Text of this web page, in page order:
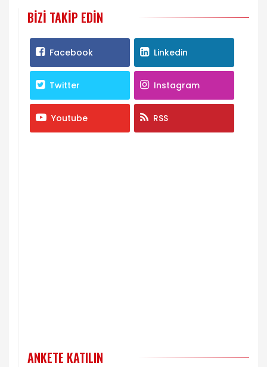
BIZI TAKIP EDIN
Facebook Linkedin
Twitter Instagram
Youtube RSS
ANKETE KATILIN